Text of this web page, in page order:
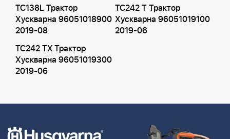
TC138L Трактор
Хускварна 96051018900
2019-08
TC242 T Трактор
Хускварна 96051019100
2019-06
TC242 TX Трактор
Хускварна 96051019300
2019-06